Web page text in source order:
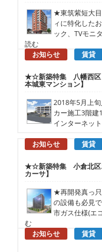
★東筑紫短大
ィに特化した
ック、TVモニ
読む
お知らせ
賃貸
★☆新築特集 八幡西区
本城東マンション】
2018年5月上
カー施工3階建
インターネッ
お知らせ 賃貸
★☆新築特集 小倉北区
カーサ】
★再開発真っ
の設備も必見
市ガス仕様(エ
む
お知らせ
賃貸